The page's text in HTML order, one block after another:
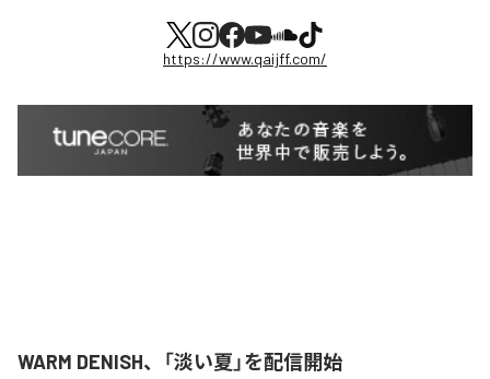
https://www.qaijff.com/
WARM DENISH、「淡い夏」を配信開始